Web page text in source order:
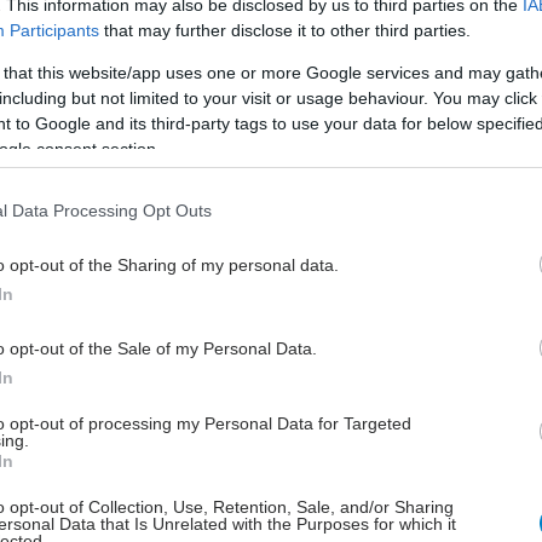
This information may also be disclosed by us to third parties on the
Participants that may further disclose it to other third parties.
that this website/app uses one or more Google services and may
but not limited to your visit or usage behaviour. You may
to Google and its third-party tags to use your data for below
consent section.
Data Processing Opt Outs
opt-out of the Sharing of my personal data.
opt-out of the Sale of my Personal Data.
opt-out of processing my Personal Data for Targeted
opt-out of Collection, Use, Retention, Sale, and/or Sharing
Data that Is Unrelated with the Purposes for which it
του placebo, η επιδείνωση εμφανίστηκε κατά μέσο
49,7 εβδομάδες. Αντίθετα, στην ομάδα που έλαβε
ο χρόνος αυτός αυξήθηκε στις 61,1
δηλαδή η εξέλιξη της νόσου καθυστέρησε κατά
εβδομάδες.
αποτέλεσμα δεν έφτασε οριακά το επίπεδο
ενθαρρυντικά στοιχεία.
με λεβοντόπα (L-Dopa), ενώ οι υπόλοιποι
της ΜΑΟ-Β.
των ασθενών που λάμβαναν L-Dopa, η
της επιδείνωσης αποδείχθηκε στατιστικά
και έφτασε περίπου τις 16 εβδομάδες, με τον μέσο
να ξεπερνά τις 64 εβδομάδες.